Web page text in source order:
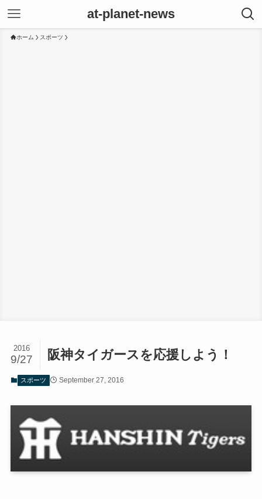
at-planet-news
ホーム スポーツ
阪神タイガースを応援しよう！
2016
9/27
スポーツ September 27, 2016